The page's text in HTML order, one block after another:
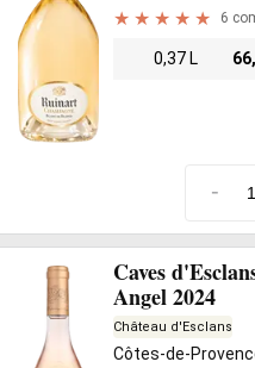
6
0,37 L
-
Caves
Angel 2024
Château d'Esclans
Côtes-de-